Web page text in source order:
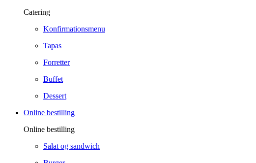
Catering
Konfirmationsmenu
Tapas
Forretter
Buffet
Dessert
Online bestilling
Online bestilling
Salat og sandwich